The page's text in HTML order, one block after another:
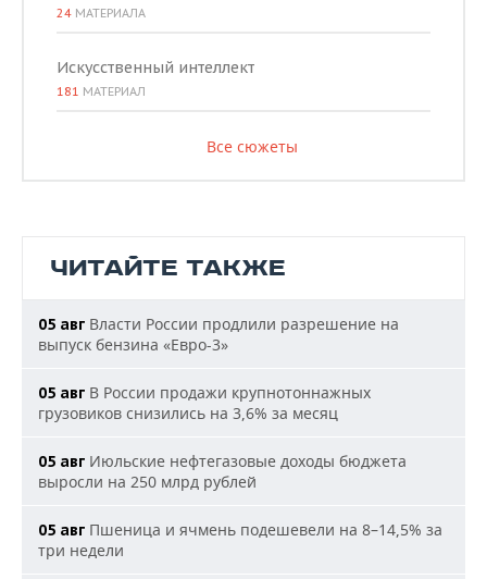
24 МАТЕРИАЛА
Искусственный интеллект
181 МАТЕРИАЛ
Все сюжеты
ЧИТАЙТЕ ТАКЖЕ
05 авг Власти России продлили разрешение на
выпуск бензина «Евро-3»
05 авг В России продажи крупнотоннажных
грузовиков снизились на 3,6% за месяц
05 авг Июльские нефтегазовые доходы бюджета
выросли на 250 млрд рублей
05 авг Пшеница и ячмень подешевели на 8–14,5% за
три недели